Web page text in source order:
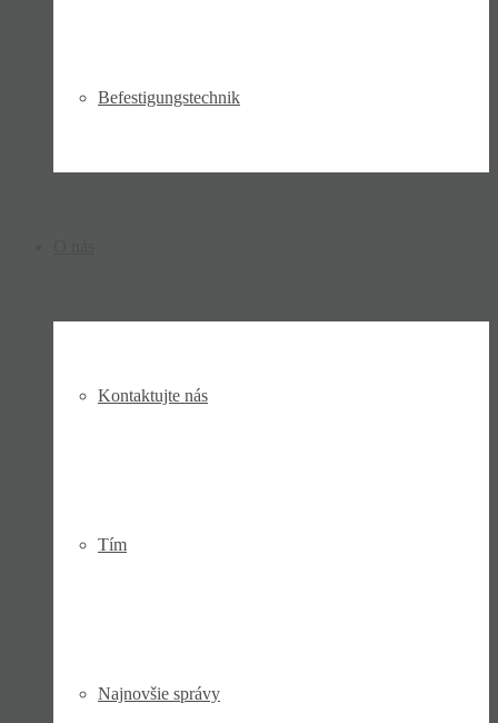
Befesti­gungs­technik
Kontaktujte nás
Tím
Najnovšie správy